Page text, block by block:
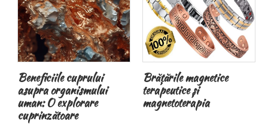
Brățările magnetice
terapeutice și
magnetoterapia
Magnetoterapia:
Beneficii, Utilizări și
Efecte Asupra Sănătății –
Ghid Complet